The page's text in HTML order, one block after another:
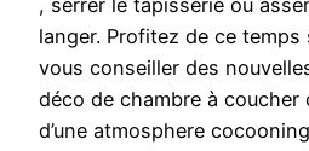
, serrer le tapisserie ou
langer. Profitez de ce temps
vous conseiller des
déco de chambre à coucher
d’une atmosphere